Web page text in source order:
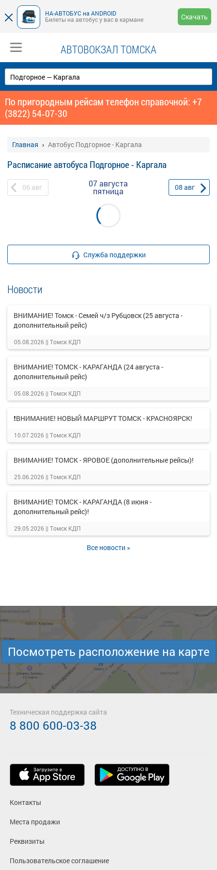
НА-АВТОБУС на ANDROID
Билеты на автобус у вас в кармане
Скачать
АВТОВОКЗАЛ ТОМСКА
По пригородным рейсам телефон справочной: +7
(3822) 54‑07-30
Главная Автобус Подгорное - Каргала
Расписание автобуса Подгорное - Каргала
06 авг 07 августа
пятница 08 авг
Служба поддержки
Новости
ВНИМАНИЕ! Томск - Семей ч/з Рубцовск (25 августа -
дополнительный рейс)
05.08.2026 || Томск КДП
ВНИМАНИЕ! ТОМСК - КАРАГАНДА (24 августа -
дополнительный рейс)
05.08.2026 || Томск КДП
❗ВНИМАНИЕ! НОВЫЙ МАРШРУТ ТОМСК - КРАСНОЯРСК!
10.07.2026 || Томск КДП
ВНИМАНИЕ! ТОМСК - ЯРОВОЕ (дополнительные рейсы)!
25.06.2026 || Томск КДП
ВНИМАНИЕ! ТОМСК - КАРАГАНДА (8 июня -
дополнительный рейс)!
29.05.2026 || Томск КДП
Все новости »
Посмотреть расположение на карте
Контакты
Места продажи
Реквизиты
Пользовательское соглашение
Техническая поддержка сайта
8 800 600-03-38